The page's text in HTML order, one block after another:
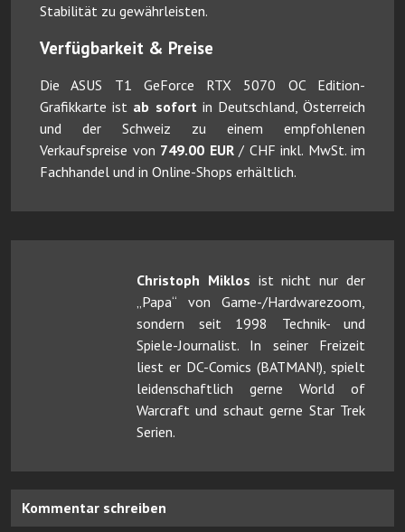
Stabilität zu gewährleisten.
Verfügbarkeit & Preise
Die ASUS T1 GeForce RTX 5070 OC Edition-
Grafikkarte ist ab sofort in Deutschland, Österreich
und der Schweiz zu einem empfohlenen
Verkaufspreise von 749.00 EUR/ CHF inkl. MwSt. im
Fachhandel und in Online-Shops erhältlich.
Christoph Miklos ist nicht nur der
„Papa“ von Game-/Hardwarezoom,
sondern seit 1998 Technik- und
Spiele-Journalist. In seiner Freizeit
liest er DC-Comics (BATMAN!), spielt
leidenschaftlich gerne World of
Warcraft und schaut gerne Star Trek
Serien.
Kommentar schreiben